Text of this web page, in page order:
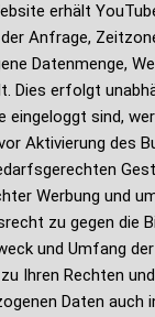
erhält
Anfrage,
Datenmenge,
erfolgt
eingeloggt sind,
Aktivierung des
Werbung und
zu gegen die
und Umfang
Ihren Rechten
Daten auch